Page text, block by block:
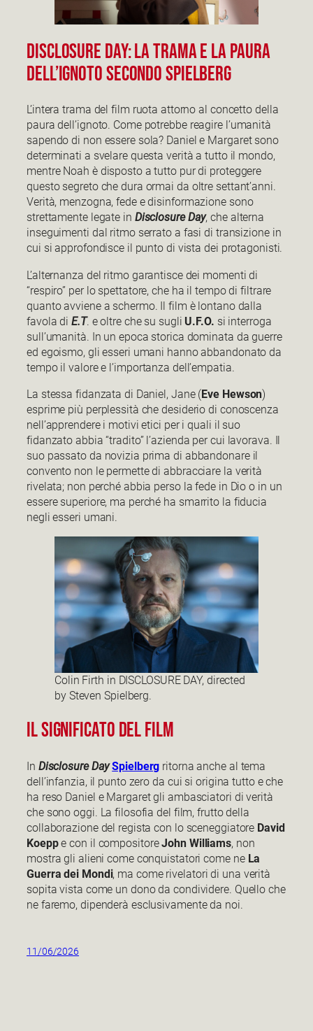
Disclosure Day: la trama e la paura
dell’ignoto secondo Spielberg
L’intera trama del film ruota attorno al concetto della
paura dell’ignoto. Come potrebbe reagire l’umanità
sapendo di non essere sola? Daniel e Margaret sono
determinati a svelare questa verità a tutto il mondo,
mentre Noah è disposto a tutto pur di proteggere
questo segreto che dura ormai da oltre settant’anni.
Verità, menzogna, fede e disinformazione sono
strettamente legate in Disclosure Day, che alterna
inseguimenti dal ritmo serrato a fasi di transizione in
cui si approfondisce il punto di vista dei protagonisti.
L’alternanza del ritmo garantisce dei momenti di
“respiro” per lo spettatore, che ha il tempo di filtrare
quanto avviene a schermo. Il film è lontano dalla
favola di E.T. e oltre che su sugli U.F.O. si interroga
sull’umanità. In un epoca storica dominata da guerre
ed egoismo, gli esseri umani hanno abbandonato da
tempo il valore e l’importanza dell’empatia.
La stessa fidanzata di Daniel, Jane (Eve Hewson)
esprime più perplessità che desiderio di conoscenza
nell’apprendere i motivi etici per i quali il suo
fidanzato abbia “tradito” l’azienda per cui lavorava. Il
suo passato da novizia prima di abbandonare il
convento non le permette di abbracciare la verità
rivelata; non perché abbia perso la fede in Dio o in un
essere superiore, ma perché ha smarrito la fiducia
negli esseri umani.
Colin Firth in DISCLOSURE DAY, directed
by Steven Spielberg.
il significato del film
In Disclosure Day Spielberg ritorna anche al tema
dell’infanzia, il punto zero da cui si origina tutto e che
ha reso Daniel e Margaret gli ambasciatori di verità
che sono oggi. La filosofia del film, frutto della
collaborazione del regista con lo sceneggiatore David
Koeppe con il compositoreJohn Williams, non
mostra gli alieni come conquistatori come ne La
Guerra dei Mondi, ma come rivelatori di una verità
sopita vista come un dono da condividere. Quello che
ne faremo, dipenderà esclusivamente da noi.
11/06/2026